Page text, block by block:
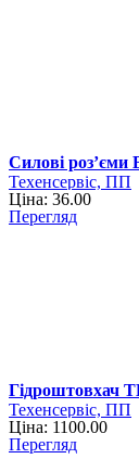
Силові
Техенсервіс, ПП
Ціна: 36.00
Перегляд
Гідроштовхач
Техенсервіс, ПП
Ціна: 1100.00
Перегляд